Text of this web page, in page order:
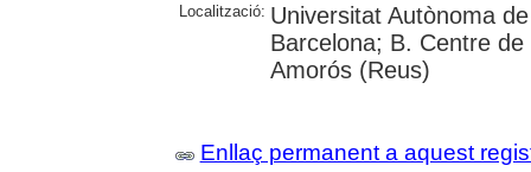
Localització: Universitat Autònoma
Barcelona; B. Centre
Amorós (Reus)
Enllaç permanent a aquest